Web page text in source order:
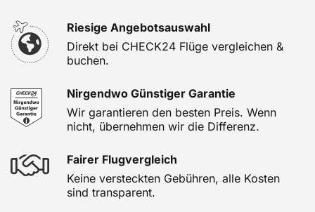
Riesige Angebotsauswahl
Direkt bei CHECK24 Flüge vergleichen &
buchen.
Nirgendwo Günstiger Garantie
Wir garantieren den besten Preis. Wenn
nicht, übernehmen wir die Differenz.
Fairer Flugvergleich
Keine versteckten Gebühren, alle Kosten
sind transparent.